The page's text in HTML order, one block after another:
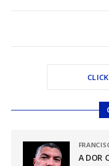
A DOR